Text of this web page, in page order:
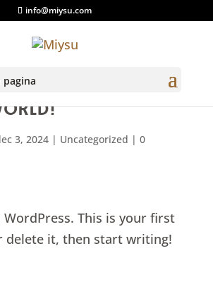
info@miysu.com
pagina
3, 2024| Uncategorized | 0
This is your first
delete it, then start writing!